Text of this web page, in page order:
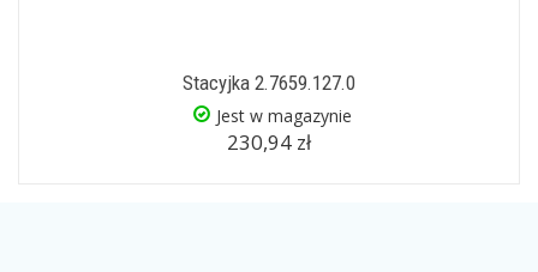
Stacyjka 2.7659.127.0
Jest w magazynie
230,94 zł